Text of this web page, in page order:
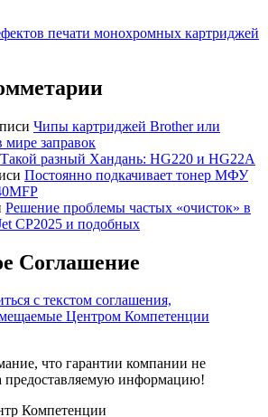
печати монохромных картриджей
Чипы картриджей Brother или
мире заправок
Такой разный Хандань: HG220 и HG22A
Постоянно подкачивает тонер МФУ
Решение проблемы частых «очисток» в
CP2025 и подобных
Соглашение
с текстом соглашения,
Центром Компетенции
что гарантии компании не
предоставляемую информацию!
Компетенции